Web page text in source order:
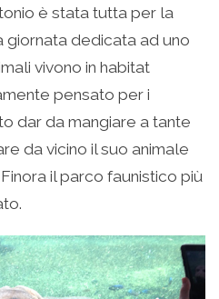
è stata tutta per la
giornata dedicata ad uno
vivono in habitat
pensato per i
dar da mangiare a tante
da vicino il suo animale
il parco faunistico più